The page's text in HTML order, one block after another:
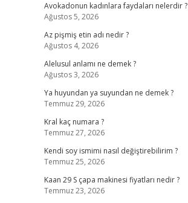
Avokadonun kadınlara faydaları nelerdir ?
Ağustos 5, 2026
Az pişmiş etin adı nedir ?
Ağustos 4, 2026
Alelusul anlamı ne demek ?
Ağustos 3, 2026
Ya huyundan ya suyundan ne demek ?
Temmuz 29, 2026
Kral kaç numara ?
Temmuz 27, 2026
Kendi soy ismimi nasıl değiştirebilirim ?
Temmuz 25, 2026
Kaan 29 S çapa makinesi fiyatları nedir ?
Temmuz 23, 2026